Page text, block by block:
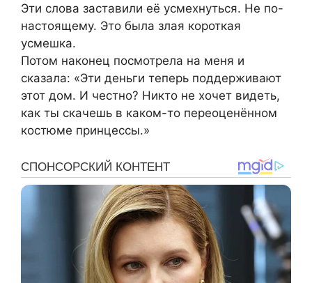
Эти слова заставили её усмехнуться. Не по-
настоящему. Это была злая короткая
усмешка.
Потом наконец посмотрела на меня и
сказала: «Эти деньги теперь поддерживают
этот дом. И честно? Никто не хочет видеть,
как ты скачешь в каком-то переоценённом
костюме принцессы.»